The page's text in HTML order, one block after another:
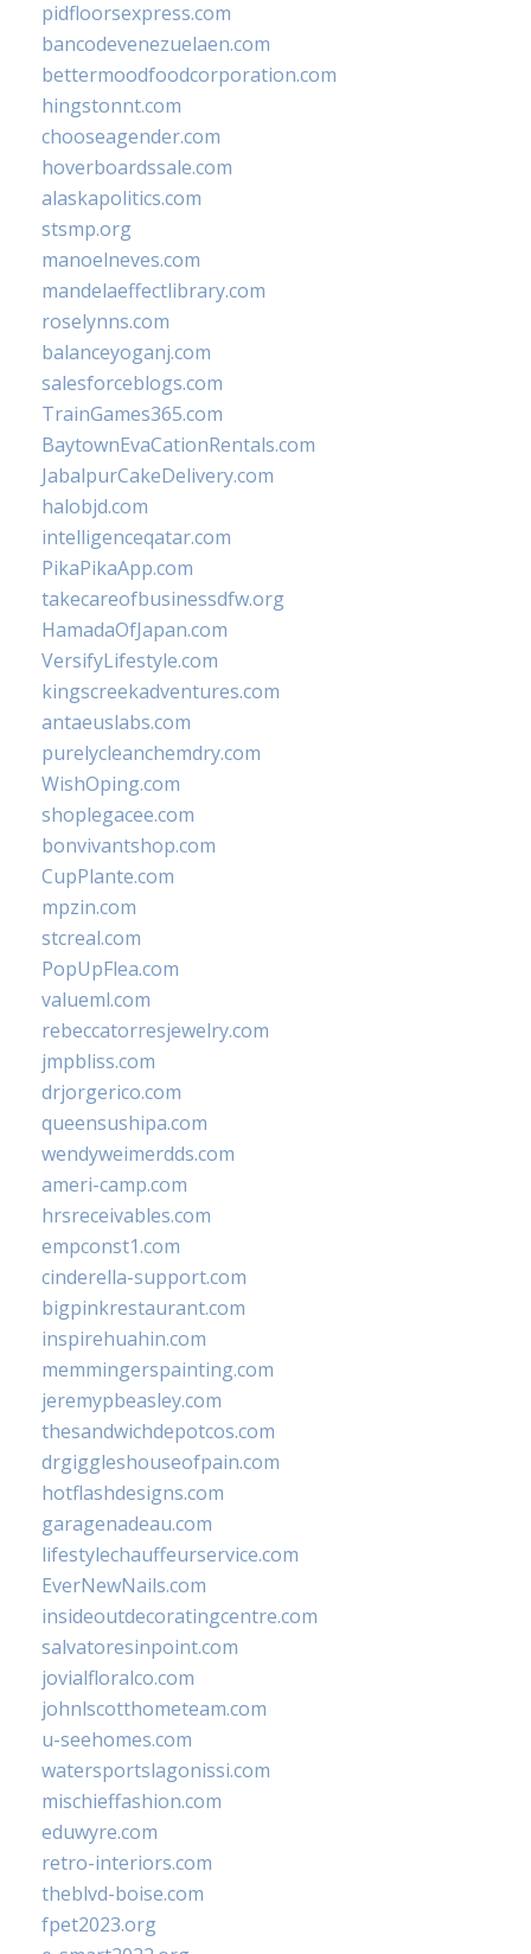
pidfloorsexpress.com
bancodevenezuelaen.com
bettermoodfoodcorporation.com
hingstonnt.com
chooseagender.com
hoverboardssale.com
alaskapolitics.com
stsmp.org
manoelneves.com
mandelaeffectlibrary.com
roselynns.com
balanceyoganj.com
salesforceblogs.com
TrainGames365.com
BaytownEvaCationRentals.com
JabalpurCakeDelivery.com
halobjd.com
intelligenceqatar.com
PikaPikaApp.com
takecareofbusinessdfw.org
HamadaOfJapan.com
VersifyLifestyle.com
kingscreekadventures.com
antaeuslabs.com
purelycleanchemdry.com
WishOping.com
shoplegacee.com
bonvivantshop.com
CupPlante.com
mpzin.com
stcreal.com
PopUpFlea.com
valueml.com
rebeccatorresjewelry.com
jmpbliss.com
drjorgerico.com
queensushipa.com
wendyweimerdds.com
ameri-camp.com
hrsreceivables.com
empconst1.com
cinderella-support.com
bigpinkrestaurant.com
inspirehuahin.com
memmingerspainting.com
jeremypbeasley.com
thesandwichdepotcos.com
drgiggleshouseofpain.com
hotflashdesigns.com
garagenadeau.com
lifestylechauffeurservice.com
EverNewNails.com
insideoutdecoratingcentre.com
salvatoresinpoint.com
jovialfloralco.com
johnlscotthometeam.com
u-seehomes.com
watersportslagonissi.com
mischieffashion.com
eduwyre.com
retro-interiors.com
theblvd-boise.com
fpet2023.org